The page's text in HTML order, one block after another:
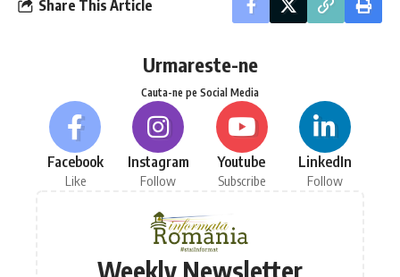
Share This Article
Urmareste-ne
Cauta-ne pe Social Media
Facebook
Like
Instagram
Follow
Youtube
Subscribe
LinkedIn
Follow
Weekly Newsletter